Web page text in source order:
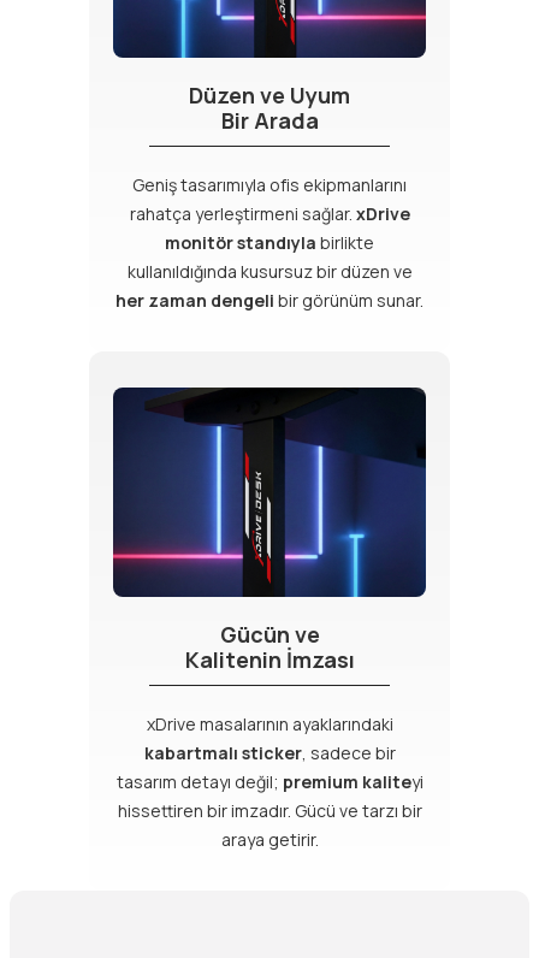
Düzen ve Uyum
Bir Arada
Geniş tasarımıyla ofis ekipmanlarını
rahatça yerleştirmeni sağlar. xDrive
monitör standıyla birlikte
kullanıldığında kusursuz bir düzen ve
her zaman dengeli bir görünüm sunar.
Gücün ve
Kalitenin İmzası
xDrive masalarının ayaklarındaki
kabartmalı sticker, sadece bir
tasarım detayı değil; premium kaliteyi
hissettiren bir imzadır. Gücü ve tarzı bir
araya getirir.